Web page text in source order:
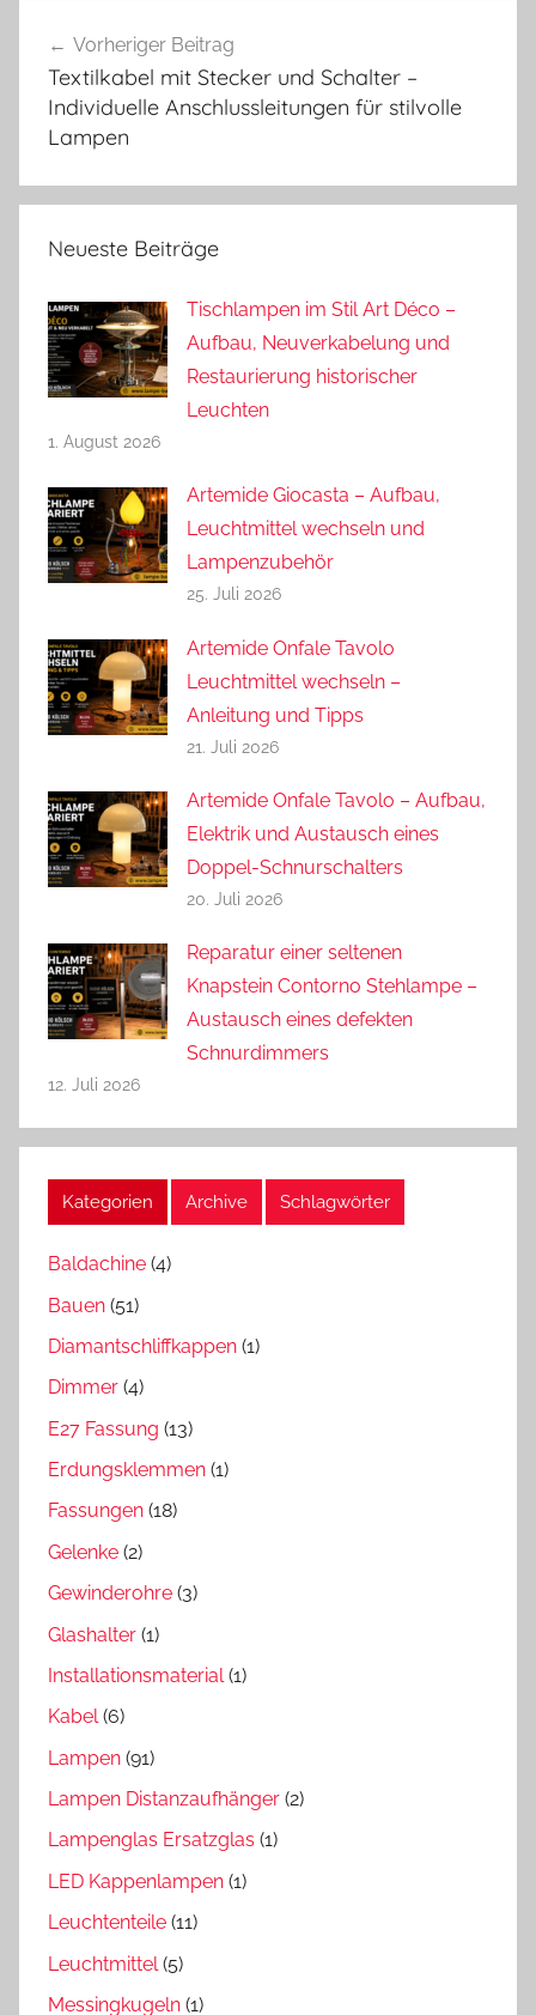
Vorheriger Beitrag
Textilkabel mit Stecker und Schalter –
Individuelle Anschlussleitungen für stilvolle
Lampen
Neueste Beiträge
Tischlampen im Stil Art Déco –
Aufbau, Neuverkabelung und
Restaurierung historischer
Leuchten
1. August 2026
Artemide Giocasta – Aufbau,
Leuchtmittel wechseln und
Lampenzubehör
25. Juli 2026
Artemide Onfale Tavolo
Leuchtmittel wechseln –
Anleitung und Tipps
21. Juli 2026
Artemide Onfale Tavolo – Aufbau,
Elektrik und Austausch eines
Doppel-Schnurschalters
20. Juli 2026
Reparatur einer seltenen
Knapstein Contorno Stehlampe –
Austausch eines defekten
Schnurdimmers
12. Juli 2026
Kategorien Archive Schlagwörter
Baldachine (4)
Bauen (51)
Diamantschliffkappen (1)
Dimmer (4)
E27 Fassung (13)
Erdungsklemmen (1)
Fassungen (18)
Gelenke (2)
Gewinderohre (3)
Glashalter (1)
Installationsmaterial(1)
Kabel(6)
Lampen (91)
Lampen Distanzaufhänger (2)
Lampenglas Ersatzglas (1)
LED Kappenlampen (1)
Leuchtenteile (11)
Leuchtmittel (5)
Messingkugeln (1)